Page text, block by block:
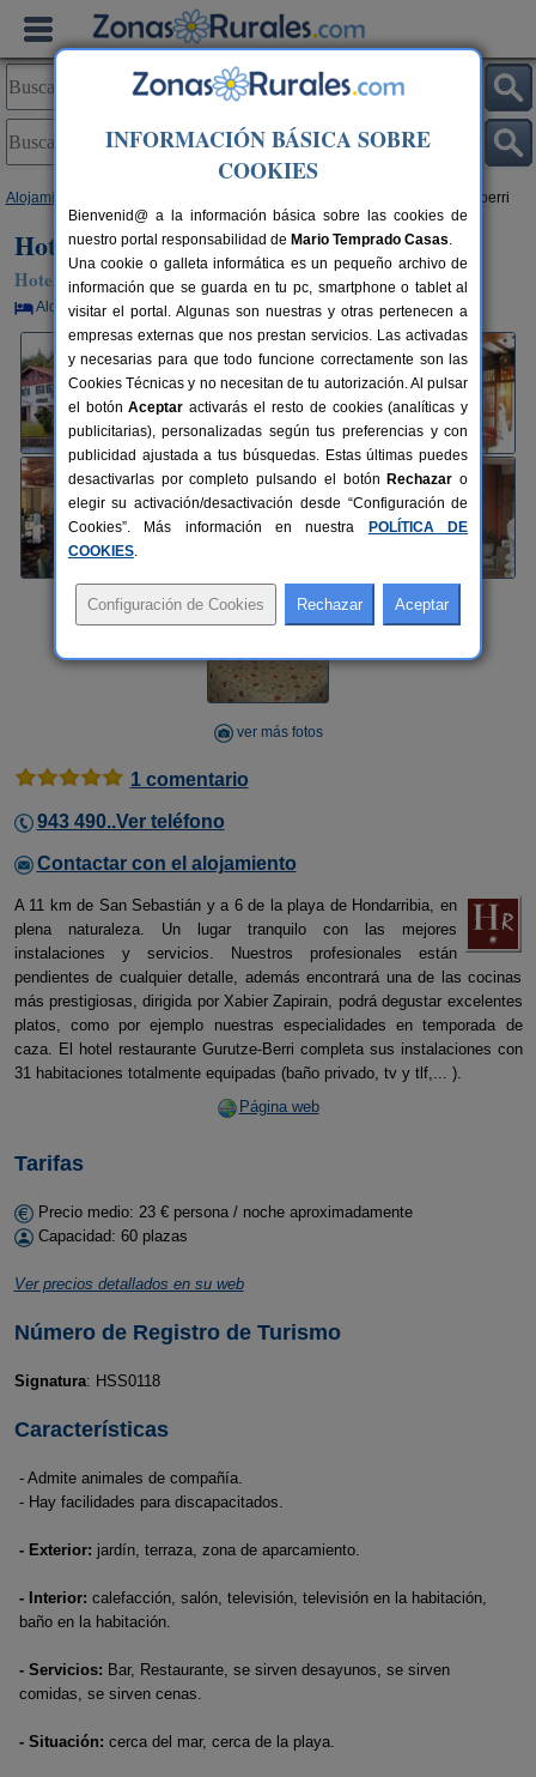
Alojamientos > Hotel Rural Gurutzeberri
Hotel Rural Gurutzeberri
Hotel Rural en Oiartzun (Guipúzcoa)
Alquiler por habitaciones 60 plazas 45 km de San Sebastián
ver más fotos
1 comentario
943 490..Ver teléfono
Contactar con el alojamiento
A 11 km de San Sebastián y a 6 de la playa de Hondarribia, en
plena naturaleza. Un lugar tranquilo con las mejores
instalaciones y servicios. Nuestros profesionales están
pendientes de cualquier detalle, además encontrará una de las cocinas
más prestigiosas, dirigida por Xabier Zapirain, podrá degustar excelentes
platos, como por ejemplo nuestras especialidades en temporada de
caza. El hotel restaurante Gurutze-Berri completa sus instalaciones con
31 habitaciones totalmente equipadas (baño privado, tv y tlf,... ).
Página web
Tarifas
Precio medio: 23 € persona / noche aproximadamente
Capacidad: 60 plazas
Ver precios detallados en su web
Número de Registro de Turismo
Signatura: HSS0118
Características
- Admite animales de compañía.
- Hay facilidades para discapacitados.
- Exterior: jardín, terraza, zona de aparcamiento.
- Interior: calefacción, salón, televisión, televisión en la habitación,
baño en la habitación.
- Servicios: Bar, Restaurante, se sirven desayunos, se sirven
comidas, se sirven cenas.
- Situación: cerca del mar, cerca de la playa.
INFORMACIÓN BÁSICA SOBRE
COOKIES
Bienvenid@ a la información básica sobre las cookies de
nuestro portal responsabilidad de Mario Temprado Casas.
Una cookie o galleta informática es un pequeño archivo de
información que se guarda en tu pc, smartphone o tablet al
visitar el portal. Algunas son nuestras y otras pertenecen a
empresas externas que nos prestan servicios. Las activadas
y necesarias para que todo funcione correctamente son las
Cookies Técnicas y no necesitan de tu autorización. Al pulsar
el botónAceptar activarás el resto de cookies (analíticas y
publicitarias), personalizadas según tus preferencias y con
publicidad ajustada a tus búsquedas. Estas últimas puedes
desactivarlas por completo pulsando el botón Rechazar o
elegir su activación/desactivación desde “Configuración de
Cookies”. Más información en nuestra
POLÍTICA DE
COOKIES.